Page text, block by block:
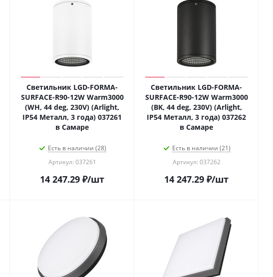
Светильник LGD-FORMA-
SURFACE-R90-12W Warm3000
(WH, 44 deg, 230V) (Arlight,
IP54 Металл, 3 года) 037261
в Самаре
Есть в наличии (28)
Артикул: 037261
14 247.29 ₽/шт
Светильник LGD-FORMA-
SURFACE-R90-12W Warm3000
(BK, 44 deg, 230V) (Arlight,
IP54 Металл, 3 года) 037262
в Самаре
Есть в наличии (21)
Артикул: 037262
14 247.29 ₽/шт